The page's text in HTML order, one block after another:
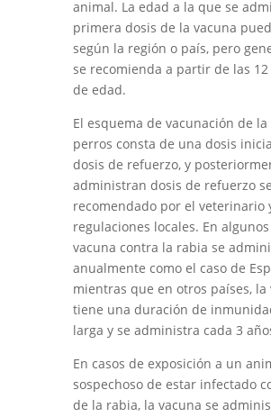
animal. La edad a la que se
primera dosis de la vacuna
según la región o país, pero
se recomienda a partir de las 12
de edad.
El esquema de vacunación de
perros consta de una dosis
dosis de refuerzo, y
administran dosis de refuerzo
recomendado por el veterinario
regulaciones locales. En
vacuna contra la rabia se
anualmente como el caso de
mientras que en otros países, la
tiene una duración de
larga y se administra cada 3
En casos de exposición a un
sospechoso de estar infectado
de la rabia, la vacuna se